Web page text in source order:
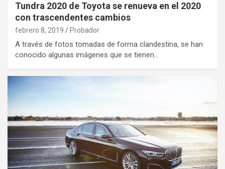
Tundra 2020 de Toyota se renueva en el 2020
con trascendentes cambios
febrero 8, 2019 Probador
A través de fotos tomadas de forma clandestina, se han
conocido algunas imágenes que se tienen…